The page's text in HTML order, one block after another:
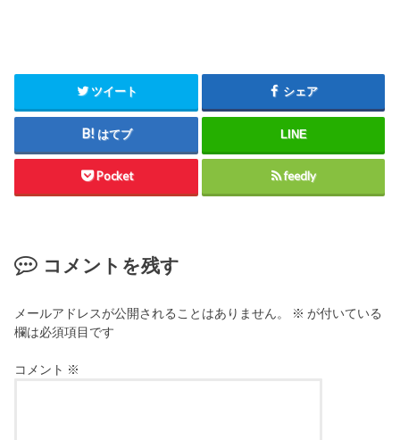
ツイート シェア
はてブ LINE
Pocket feedly
コメントを残す
メールアドレスが公開されることはありません。 ※ が付いている
欄は必須項目です
コメント ※